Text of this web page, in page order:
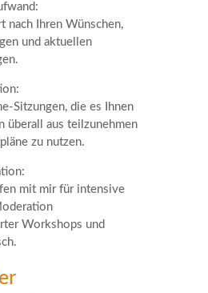
nach Ihren Wünschen,
und aktuellen
Sitzungen, die es Ihnen
überall aus teilzunehmen
zu nutzen.
mit mir für intensive
Workshops und